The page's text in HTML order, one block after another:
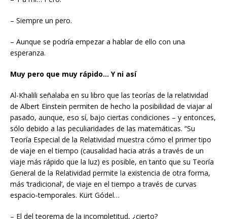
– Siempre un pero.
– Aunque se podría empezar a hablar de ello con una
esperanza.
Muy pero que muy rápido… Y ni así
Al-Khalili señalaba en su libro que las teorías de la relatividad
de Albert Einstein permiten de hecho la posibilidad de viajar al
pasado, aunque, eso sí, bajo ciertas condiciones – y entonces,
sólo debido a las peculiaridades de las matemáticas. “Su
Teoría Especial de la Relatividad muestra cómo el primer tipo
de viaje en el tiempo (causalidad hacia atrás a través de un
viaje más rápido que la luz) es posible, en tanto que su Teoría
General de la Relatividad permite la existencia de otra forma,
más ‘tradicional’, de viaje en el tiempo a través de curvas
espacio-temporales. Kürt Gódel…
– El del teorema de la incompletitud, ¿cierto?